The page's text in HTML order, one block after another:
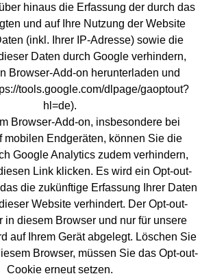
hinaus die Erfassung der durch das
und auf Ihre Nutzung der Website
(inkl. Ihrer IP-Adresse) sowie die
Daten durch Google verhindern,
Browser-Add-on herunterladen und
tools.google.com/dlpage/gaoptout?
hl=de).
Browser-Add-on, insbesondere bei
mobilen Endgeräten, können Sie die
Google Analytics zudem verhindern,
Link klicken. Es wird ein Opt-out-
die zukünftige Erfassung Ihrer Daten
Website verhindert. Der Opt-out-
in diesem Browser und nur für unsere
auf Ihrem Gerät abgelegt. Löschen Sie
Browser, müssen Sie das Opt-out-
Cookie erneut setzen.